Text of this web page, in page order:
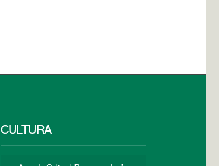
CULTURA